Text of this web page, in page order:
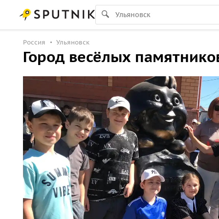
Россия Ульяновск
Город весёлых